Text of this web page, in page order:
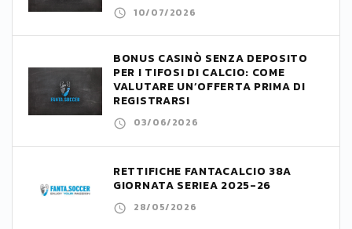
10/07/2026
BONUS CASINÒ SENZA DEPOSITO
PER I TIFOSI DI CALCIO: COME
VALUTARE UN’OFFERTA PRIMA DI
REGISTRARSI
03/06/2026
RETTIFICHE FANTACALCIO 38A
GIORNATA SERIEA 2025-26
28/05/2026